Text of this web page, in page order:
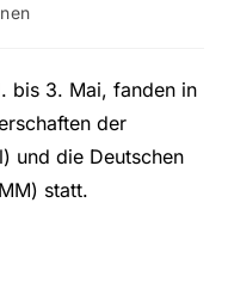
bis 3. Mai, fanden in
der
und die Deutschen
statt.